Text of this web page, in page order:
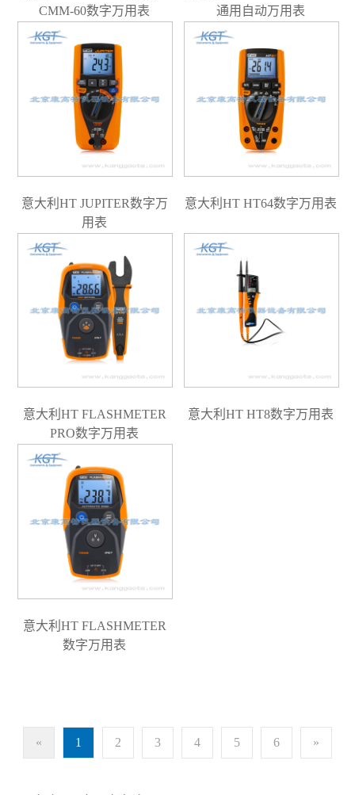
CMM-60数字万用表
通用自动万用表
意大利HT JUPITER数字万
用表
意大利HT HT64数字万用表
意大利HT FLASHMETER
PRO数字万用表
意大利HT HT8数字万用表
意大利HT FLASHMETER
数字万用表
« 1 2 3 4 5 6 »